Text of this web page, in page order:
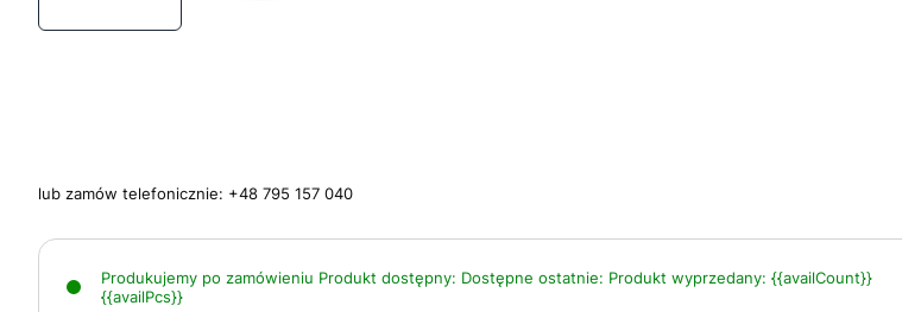
lub zamów telefonicznie: +48 795 157 040
Produkujemy po zamówieniu Produkt dostępny: Dostępne ostatnie: Produkt wyprzedany: {{availCount}}
{{availPcs}}